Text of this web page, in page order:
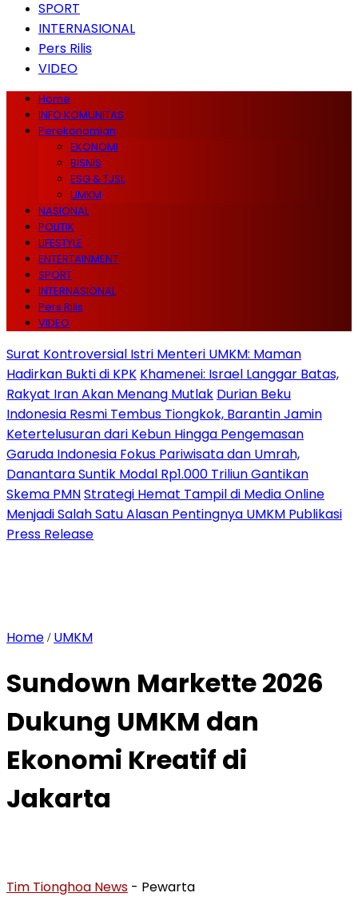
SPORT
INTERNASIONAL
Pers Rilis
VIDEO
Home
INFO KOMUNITAS
Perekonomian
EKONOMI
BISNIS
ESG & TJSL
UMKM
NASIONAL
POLITIK
LIFESTYLE
ENTERTAINMENT
SPORT
INTERNASIONAL
Pers Rilis
VIDEO
Surat Kontroversial Istri Menteri UMKM: Maman
Hadirkan Bukti di KPK Khamenei: Israel Langgar Batas,
Rakyat Iran Akan Menang Mutlak Durian Beku
Indonesia Resmi Tembus Tiongkok, Barantin Jamin
Ketertelusuran dari Kebun Hingga Pengemasan
Garuda Indonesia Fokus Pariwisata dan Umrah,
Danantara Suntik Modal Rp1.000 Triliun Gantikan
Skema PMNStrategi Hemat Tampil di Media Online
Menjadi Salah Satu Alasan Pentingnya UMKM Publikasi
Press Release
Home / UMKM
Sundown Markette 2026
Dukung UMKM dan
Ekonomi Kreatif di
Jakarta
Tim Tionghoa News - Pewarta